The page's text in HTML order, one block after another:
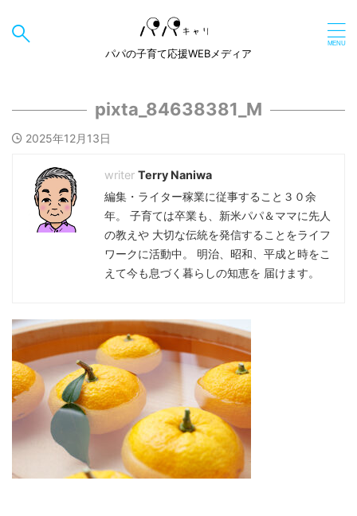
パパの子育て応援WEBメディア
pixta_84638381_M
2025年12月13日
Terry Naniwa
編集・ライター稼業に従事すること３０余
年。 子育ては卒業も、新米パパ＆ママに先人
の教えや 大切な伝統を発信することをライフ
ワークに活動中。 明治、昭和、平成と時をこ
えて今も息づく暮らしの知恵を 届けます。